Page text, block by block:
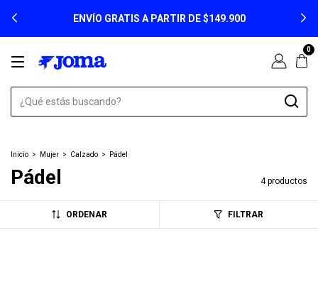
ENVÍO GRATIS A PARTIR DE $149.900
0
Inicio > Mujer > Calzado > Pádel
Pádel 4 productos
ORDENAR FILTRAR